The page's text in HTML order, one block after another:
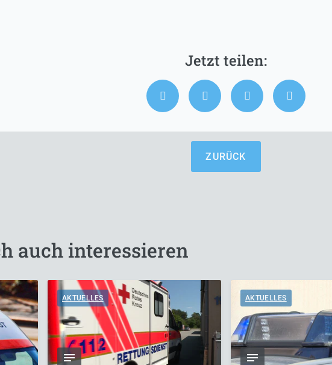
ZURÜCK
auch interessieren
AKTUELLES AKTUELLES